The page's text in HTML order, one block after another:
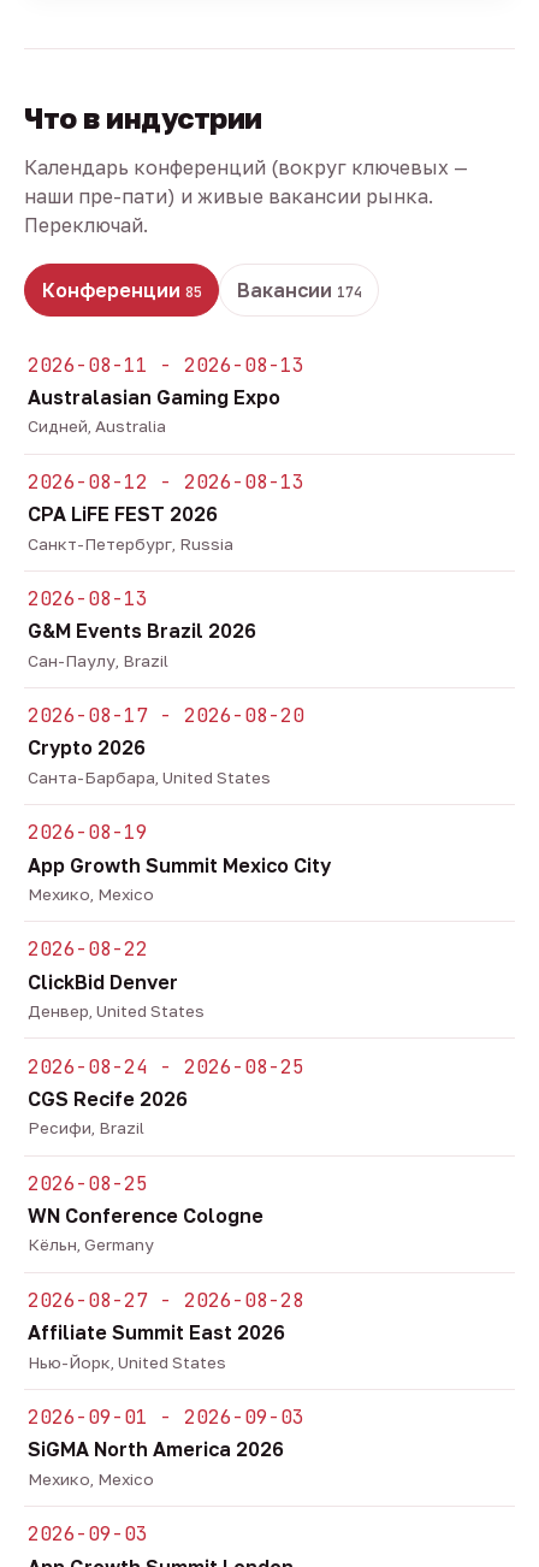
Что в индустрии
Календарь конференций (вокруг ключевых —
наши пре-пати) и живые вакансии рынка.
Переключай.
Конференции 85 Вакансии 174
2026-08-11 - 2026-08-13
Australasian Gaming Expo
Сидней, Australia
2026-08-12 - 2026-08-13
CPA LiFE FEST 2026
Санкт-Петербург, Russia
2026-08-13
G&M Events Brazil 2026
Сан-Паулу, Brazil
2026-08-17 - 2026-08-20
Crypto 2026
Санта-Барбара, United States
2026-08-19
App Growth Summit Mexico City
Мехико, Mexico
2026-08-22
ClickBid Denver
Денвер, United States
2026-08-24 - 2026-08-25
CGS Recife 2026
Ресифи, Brazil
2026-08-25
WN Conference Cologne
Кёльн, Germany
2026-08-27 - 2026-08-28
Affiliate Summit East 2026
Нью-Йорк, United States
2026-09-01 - 2026-09-03
SiGMA North America 2026
Мехико, Mexico
2026-09-03